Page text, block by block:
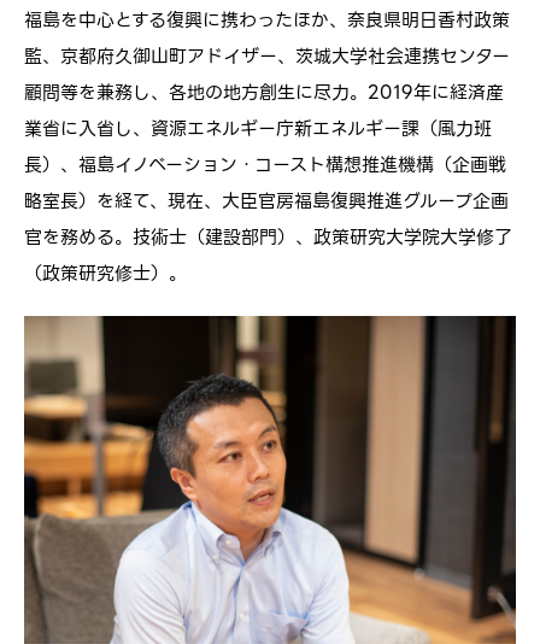
福島を中心とする復興に携わったほか、奈良県明日香村政策
監、京都府久御山町アドイザー、茨城大学社会連携センター
顧問等を兼務し、各地の地方創生に尽力。2019年に経済産
業省に入省し、資源エネルギー庁新エネルギー課（風力班
長）、福島イノベーション・コースト構想推進機構（企画戦
略室長）を経て、現在、大臣官房福島復興推進グループ企画
官を務める。技術士（建設部門）、政策研究大学院大学修了
（政策研究修士）。